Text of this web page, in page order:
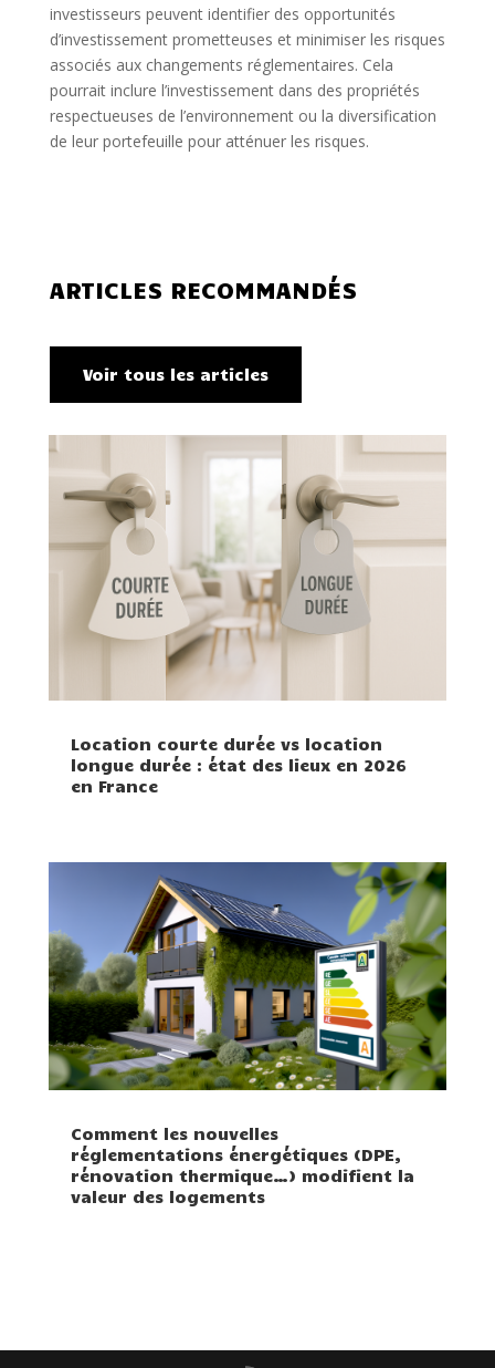
investisseurs peuvent identifier des opportunités
d’investissement prometteuses et minimiser les risques
associés aux changements réglementaires. Cela
pourrait inclure l’investissement dans des propriétés
respectueuses de l’environnement ou la diversification
de leur portefeuille pour atténuer les risques.
ARTICLES RECOMMANDÉS
Voir tous les articles
Location courte durée vs location
longue durée : état des lieux en 2026
en France
Comment les nouvelles
réglementations énergétiques (DPE,
rénovation thermique…) modifient la
valeur des logements